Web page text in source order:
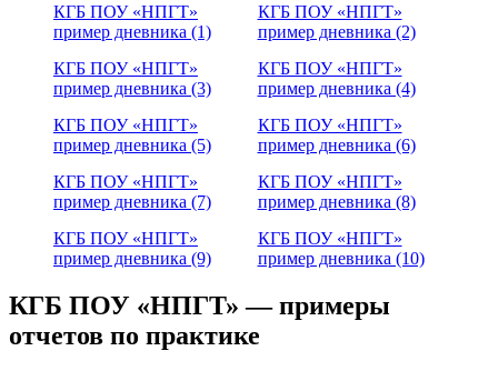
КГБ ПОУ «НПГТ»
пример дневника (1)
КГБ ПОУ «НПГТ»
пример дневника (2)
КГБ ПОУ «НПГТ»
пример дневника (3)
КГБ ПОУ «НПГТ»
пример дневника (4)
КГБ ПОУ «НПГТ»
пример дневника (5)
КГБ ПОУ «НПГТ»
пример дневника (6)
КГБ ПОУ «НПГТ»
пример дневника (7)
КГБ ПОУ «НПГТ»
пример дневника (8)
КГБ ПОУ «НПГТ»
пример дневника (9)
КГБ ПОУ «НПГТ»
пример дневника (10)
КГБ ПОУ «НПГТ» — примеры
отчетов по практике